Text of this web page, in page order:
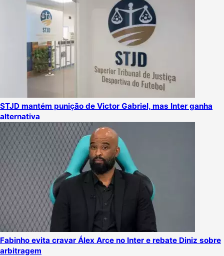
STJD mantém punição de Victor Gabriel, mas Inter ganha
alternativa
Fabinho evita cravar Álex Arce no Inter e rebate Diniz sobre
arbitragem